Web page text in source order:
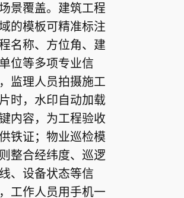
景覆盖。建筑工程
的模板可精准标注
名称、方位角、建
位等多项专业信
监理人员拍摄施工
时，水印自动加载
内容，为工程验收
铁证；物业巡检模
整合经纬度、巡逻
、设备状态等信
工作人员用手机一